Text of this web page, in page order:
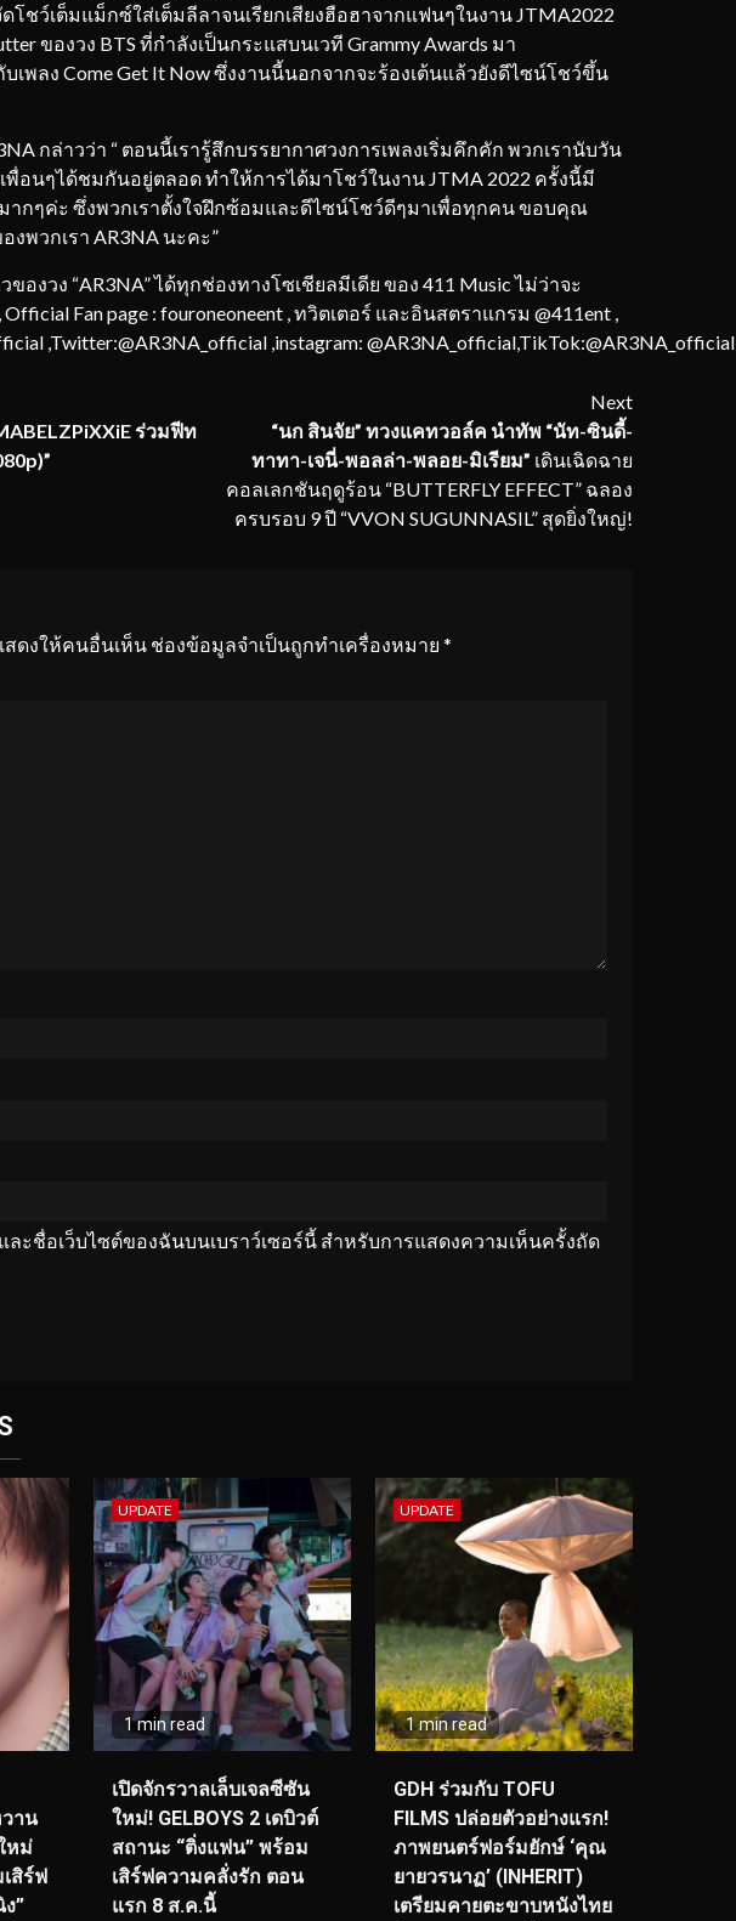
โชว์เต็มแม็กซ์ใส่เต็มลีลาจนเรียกเสียงฮือฮาจากแฟนๆในงาน JTMA2022
ของวง BTS ที่กำลังเป็นกระแสบนเวที Grammy Awards มา
เพลง Come Get It Now ซึ่งงานนี้นอกจากจะร้องเต้นแล้วยังดีไซน์โชว์ขึ้น
กล่าวว่า “ ตอนนี้เรารู้สึกบรรยากาศวงการเพลงเริ่มคึกคัก พวกเรานับวัน
พื่อนๆได้ชมกันอยู่ตลอด ทำให้การได้มาโชว์ในงาน JTMA 2022 ครั้งนี้มี
ากๆค่ะ ซึ่งพวกเราตั้งใจฝึกซ้อมและดีไซน์โชว์ดีๆมาเพื่อทุกคน ขอบคุณ
พวกเรา AR3NA นะคะ”
องวง “AR3NA” ได้ทุกช่องทางโซเชียลมีเดีย ของ 411 Music ไม่ว่าจะ
Official Fan page : fouroneoneent , ทวิตเตอร์ และอินสตราแกรม @411ent ,
,Twitter:@AR3NA_official ,instagram: @AR3NA_official,TikTok:@AR3NA_official
ร่วมฟีท
Next
“นก สินจัย” ทวงแคทวอล์ค นำทัพ “นัท-ซินดี้-
ทาทา-เจนี่-พอลล่า-พลอย-มิเรียม” เดินเฉิดฉาย
คอลเลกชันฤดูร้อน “BUTTERFLY EFFECT” ฉลอง
ครบรอบ 9 ปี “VVON SUGUNNASIL” สุดยิ่งใหญ่!
ดงให้คนอื่นเห็น ช่องข้อมูลจำเป็นถูกทำเครื่องหมาย *
ละชื่อเว็บไซต์ของฉันบนเบราว์เซอร์นี้ สำหรับการแสดงความเห็นครั้งถัด
าน
หม่
สิร์ฟ
”
UPDATE
1 min read
เปิดจักรวาลเล็บเจลซีซัน
ใหม่! GELBOYS 2 เดบิวต์
สถานะ “ติ่งแฟน” พร้อม
เสิร์ฟความคลั่งรัก ตอน
แรก 8 ส.ค.นี้
UPDATE
1 min read
GDH ร่วมกับ TOFU
FILMS ปล่อยตัวอย่างแรก!
ภาพยนตร์ฟอร์มยักษ์ ‘คุณ
ยายวรนาฏ’ (INHERIT)
เตรียมคายตะขาบหนังไทย